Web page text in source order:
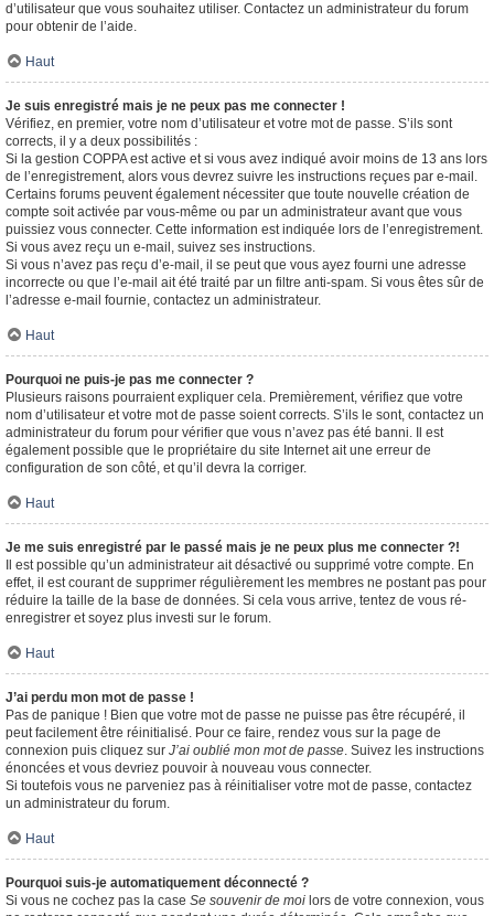
d’utilisateur que vous souhaitez utiliser. Contactez un administrateur du forum
pour obtenir de l’aide.
Haut
Je suis enregistré mais je ne peux pas me connecter !
Vérifiez, en premier, votre nom d’utilisateur et votre mot de passe. S’ils sont
corrects, il y a deux possibilités :
Si la gestion COPPA est active et si vous avez indiqué avoir moins de 13 ans lors
de l’enregistrement, alors vous devrez suivre les instructions reçues par e-mail.
Certains forums peuvent également nécessiter que toute nouvelle création de
compte soit activée par vous-même ou par un administrateur avant que vous
puissiez vous connecter. Cette information est indiquée lors de l’enregistrement.
Si vous avez reçu un e-mail, suivez ses instructions.
Si vous n’avez pas reçu d’e-mail, il se peut que vous ayez fourni une adresse
incorrecte ou que l’e-mail ait été traité par un filtre anti-spam. Si vous êtes sûr de
l’adresse e-mail fournie, contactez un administrateur.
Haut
Pourquoi ne puis-je pas me connecter ?
Plusieurs raisons pourraient expliquer cela. Premièrement, vérifiez que votre
nom d’utilisateur et votre mot de passe soient corrects. S’ils le sont, contactez un
administrateur du forum pour vérifier que vous n’avez pas été banni. Il est
également possible que le propriétaire du site Internet ait une erreur de
configuration de son côté, et qu’il devra la corriger.
Haut
Je me suis enregistré par le passé mais je ne peux plus me connecter ?!
Il est possible qu’un administrateur ait désactivé ou supprimé votre compte. En
effet, il est courant de supprimer régulièrement les membres ne postant pas pour
réduire la taille de la base de données. Si cela vous arrive, tentez de vous ré-
enregistrer et soyez plus investi sur le forum.
Haut
J’ai perdu mon mot de passe !
Pas de panique ! Bien que votre mot de passe ne puisse pas être récupéré, il
peut facilement être réinitialisé. Pour ce faire, rendez vous sur la page de
connexion puis cliquez sur J’ai oublié mon mot de passe. Suivez les instructions
énoncées et vous devriez pouvoir à nouveau vous connecter.
Si toutefois vous ne parveniez pas à réinitialiser votre mot de passe, contactez
un administrateur du forum.
Haut
Pourquoi suis-je automatiquement déconnecté ?
Si vous ne cochez pas la case Se souvenir de moi lors de votre connexion, vous